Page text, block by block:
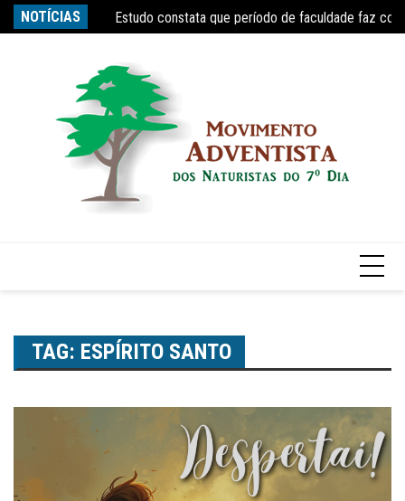
para
NOTÍCIAS
tempo, diz Nobel Estudo constata que período de faculdade faz
TAG: ESPÍRITO SANTO